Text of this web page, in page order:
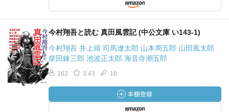
今村翔吾と読む 真田風雲記 (中公文庫 い143-1)
今村翔吾 井上靖 司馬遼太郎 山本周五郎 山田風太郎
柴田錬三郎 池波正太郎 海音寺潮五郎
163 3.43 16